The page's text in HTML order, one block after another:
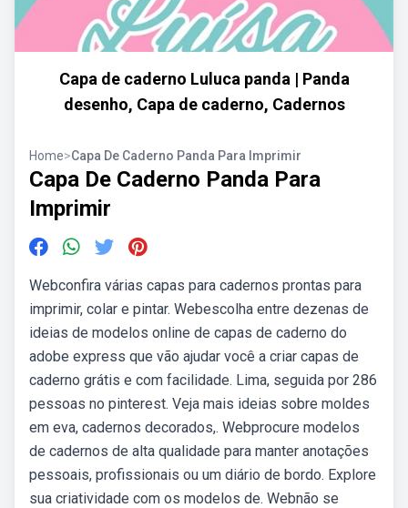
Capa de caderno Luluca panda | Panda
desenho, Capa de caderno, Cadernos
Home>Capa De Caderno Panda Para Imprimir
Capa De Caderno Panda Para
Imprimir
Webconfira várias capas para cadernos prontas para
imprimir, colar e pintar. Webescolha entre dezenas de
ideias de modelos online de capas de caderno do
adobe express que vão ajudar você a criar capas de
caderno grátis e com facilidade. Lima, seguida por 286
pessoas no pinterest. Veja mais ideias sobre moldes
em eva, cadernos decorados,. Webprocure modelos
de cadernos de alta qualidade para manter anotações
pessoais, profissionais ou um diário de bordo. Explore
sua criatividade com os modelos de. Webnão se